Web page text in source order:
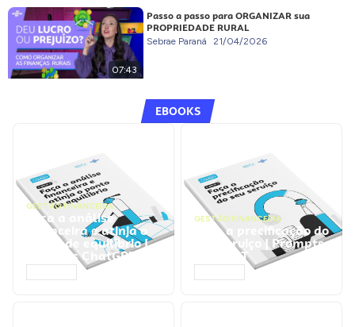
07:43
Passo a passo para ORGANIZAR sua
PROPRIEDADE RURAL
Sebrae Paraná 21/04/2026
EBOOKS
GESTÃO FINANCEIRA
Faça a análise
financeira e atinja o
ponto de equilíbrio |
Prompts ChatGPT
GESTÃO FINANCEIRA
Faça a precificação do
seu serviço | Prompts
ChatGPT